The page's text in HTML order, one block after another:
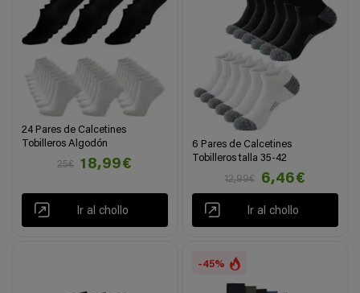
24 Pares de Calcetines
Tobilleros Algodón
25€
18,99€
Ir al chollo
6 Pares de Calcetines
Tobilleros talla 35-42
12,99€
6,46€
Ir al chollo
-45%